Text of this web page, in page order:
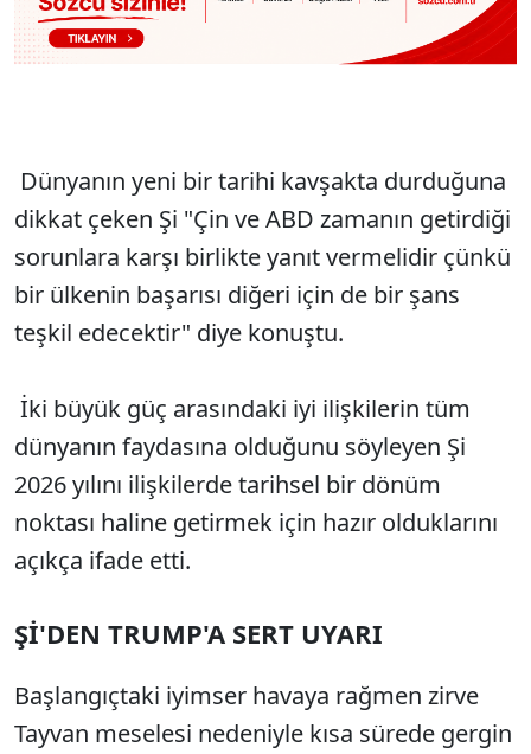
Dünyanın yeni bir tarihi kavşakta durduğuna
dikkat çeken Şi "Çin ve ABD zamanın getirdiği
sorunlara karşı birlikte yanıt vermelidir çünkü
bir ülkenin başarısı diğeri için de bir şans
teşkil edecektir" diye konuştu.
İki büyük güç arasındaki iyi ilişkilerin tüm
dünyanın faydasına olduğunu söyleyen Şi
2026 yılını ilişkilerde tarihsel bir dönüm
noktası haline getirmek için hazır olduklarını
açıkça ifade etti.
Şİ'DEN TRUMP'A SERT UYARI
Başlangıçtaki iyimser havaya rağmen zirve
Tayvan meselesi nedeniyle kısa sürede gergin